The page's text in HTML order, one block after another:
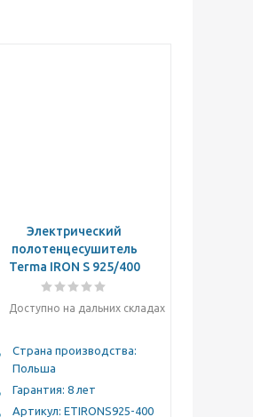
Электрический
полотенцесушитель
Terma IRON S 925/400
Доступно на дальних складах
Страна производства:
Польша
Гарантия: 8 лет
Артикул: ETIRONS925-400